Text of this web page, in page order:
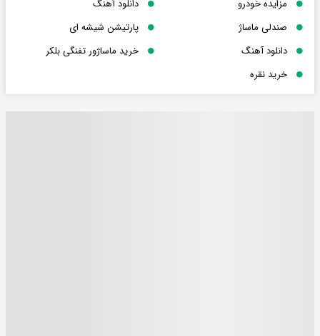
مزایده خودرو
دانلود آهنگ
صندلی ماساژ
پارتیشن شیشه ای
دانلود آهنگ
خرید ماساژور تفنگی بلکر
خرید نقره